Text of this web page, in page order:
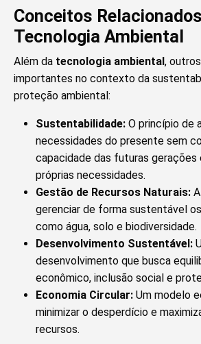
Conceitos
Tecnologia Ambiental
Além da tecnologia ambiental,
importantes no contexto da
proteção ambiental:
Sustentabilidade: O princípio de
necessidades do presente sem
capacidade das futuras gerações
próprias necessidades.
Gestão de Recursos Naturais:
gerenciar de forma sustentável
como água, solo e biodiversidade.
Desenvolvimento Sustentável:
desenvolvimento que busca
econômico, inclusão social e
Economia Circular: Um modelo
minimizar o desperdício e
recursos.